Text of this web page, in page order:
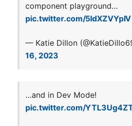
component playground…
pic.twitter.com/5IdXZVYpIV
— Katie Dillon
16, 2023
…and in Dev Mode!
pic.twitter.com/